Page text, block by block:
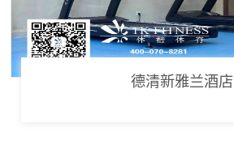
德清新雅兰酒店